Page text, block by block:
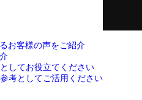
お客様の声をご紹介
してお役立てください
考としてご活用ください